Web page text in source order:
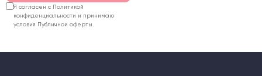
Я согласен с Политикой
конфиденциальности и принимаю
условия Публичной оферты.